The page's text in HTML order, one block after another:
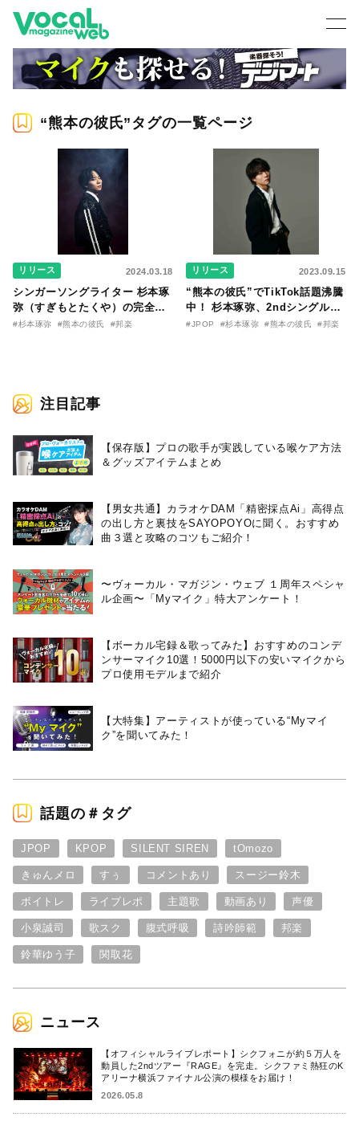
“熊本の彼氏”タグの一覧ページ
リリース 2024.03.18
シンガーソングライター 杉本琢
弥（すぎもとたくや）の完全書
き下ろし新曲「B.B.Q」、ドラ
#杉本琢弥 #熊本の彼氏 #邦楽
リリース 2023.09.15
“熊本の彼氏”でTikTok話題沸騰
中！ 杉本琢弥、2ndシングル
「Believe it leap／Illusion」
#JPOP #杉本琢弥 #熊本の彼氏 #邦楽
注目記事
【保存版】プロの歌手が実践している喉ケア⽅法
＆グッズアイテムまとめ
【男女共通】カラオケDAM「精密採点Ai」高得点
の出し方と裏技をSAYOPOYOに聞く。おすすめ
曲３選と攻略のコツもご紹介！
〜ヴォーカル・マガジン・ウェブ １周年スペシャ
ル企画〜「Myマイク」特大アンケート！
【ボーカル宅録＆歌ってみた】おすすめのコンデ
ンサーマイク10選！5000円以下の安いマイクから
プロ使用モデルまで紹介
【大特集】アーティストが使っている“Myマイ
ク”を聞いてみた！
話題の＃タグ
JPOP KPOP SILENT SIREN tOmozo
きゅんメロ すぅ コメントあり スージー鈴木
ボイトレ ライブレポ 主題歌 動画あり 声優
小泉誠司 歌スク 腹式呼吸 詩吟師範 邦楽
鈴華ゆう子 関取花
ニュース
【オフィシャルライブレポート】シクフォニが約５万人を
動員した2ndツアー『RAGE』を完走。シクファミ熱狂のK
アリーナ横浜ファイナル公演の模様をお届け！
2026.05.8